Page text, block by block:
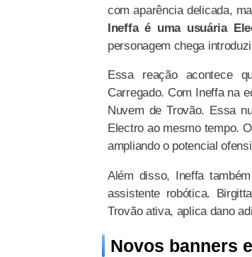
com aparência delicada,
Ineffa é uma usuária
personagem chega
Essa reação acontece
Carregado. Com Ineffa na
Nuvem de Trovão. Essa
Electro ao mesmo tempo.
ampliando o potencial
Além disso, Ineffa
assistente robótica.
Trovão ativa, aplica dano
Novos banners